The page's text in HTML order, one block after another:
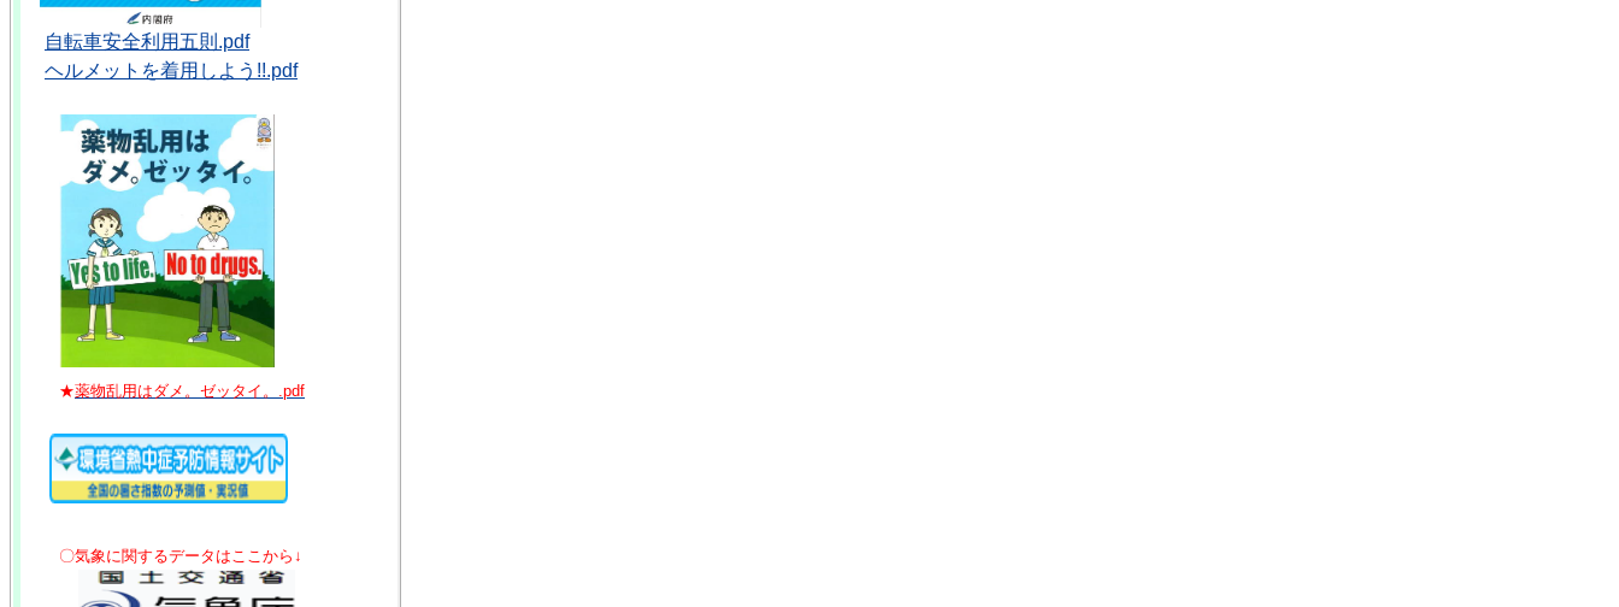
自転車安全利用五則.pdf
ヘルメットを着用しよう!!.pdf
★薬物乱用はダメ。ゼッタイ。.pdf
〇気象に関するデータはここから↓